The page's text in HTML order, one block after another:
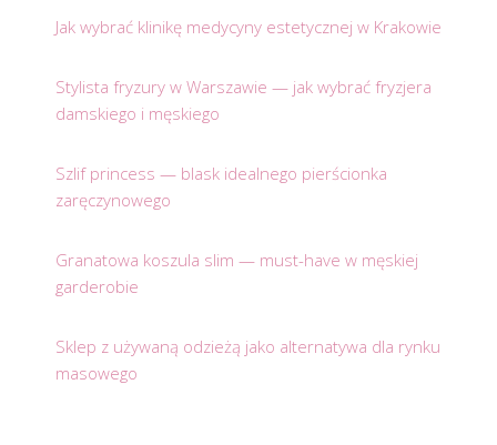
Jak wybrać klinikę medycyny estetycznej w Krakowie
Stylista fryzury w Warszawie — jak wybrać fryzjera
damskiego i męskiego
Szlif princess — blask idealnego pierścionka
zaręczynowego
Granatowa koszula slim — must-have w męskiej
garderobie
Sklep z używaną odzieżą jako alternatywa dla rynku
masowego